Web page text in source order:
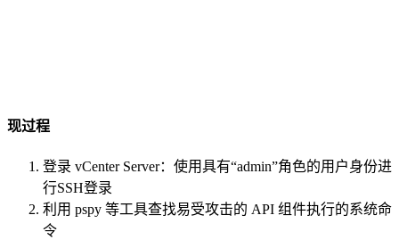
现过程
登录 vCenter Server：使用具有“admin”角色的用户身份进
行SSH登录
利用 pspy 等工具查找易受攻击的 API 组件执行的系统命
令